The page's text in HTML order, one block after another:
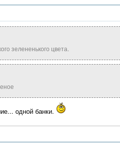
зелененького цвета.
одной банки.